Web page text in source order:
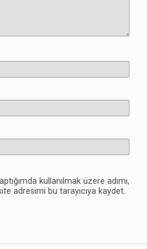
kullanılmak üzere adımı,
adresimi bu tarayıcıya kaydet.